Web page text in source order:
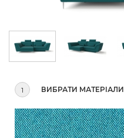
1 ВИБРАТИ МАТЕРІАЛИ